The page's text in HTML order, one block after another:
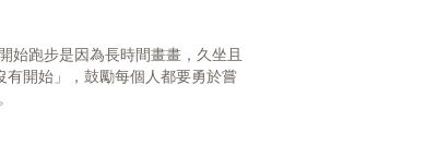
始跑步是因為長時間畫畫，久坐且
有開始」，鼓勵每個人都要勇於嘗